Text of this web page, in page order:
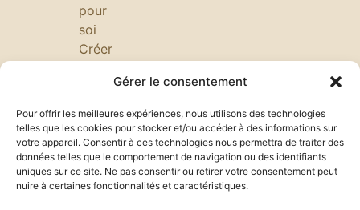
Gérer le consentement
Pour offrir les meilleures expériences, nous utilisons des technologies
telles que les cookies pour stocker et/ou accéder à des informations sur
votre appareil. Consentir à ces technologies nous permettra de traiter des
données telles que le comportement de navigation ou des identifiants
uniques sur ce site. Ne pas consentir ou retirer votre consentement peut
nuire à certaines fonctionnalités et caractéristiques.
pour
soi
Créer
ambiance
calme
au
bureau
:
minimalisme,